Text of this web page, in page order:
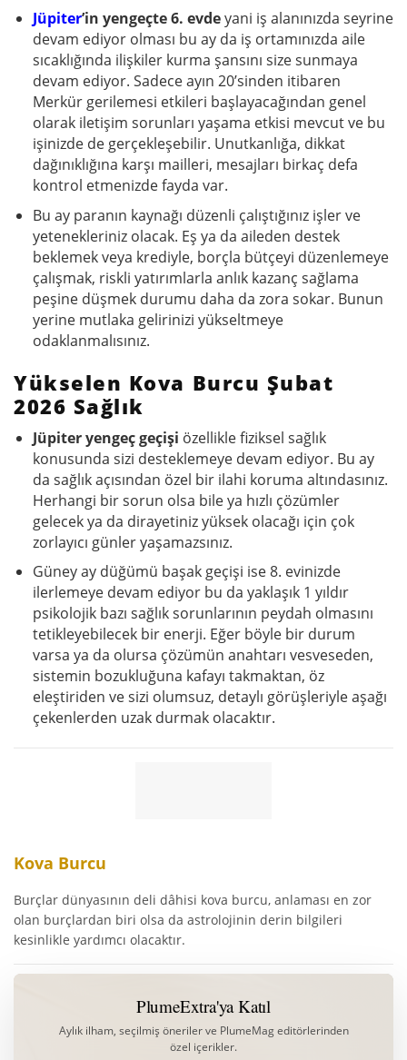
Jüpiter’in yengeçte 6. evdeyani iş alanınızda seyrine
devam ediyor olması bu ay da iş ortamınızda aile
sıcaklığında ilişkiler kurma şansını size sunmaya
devam ediyor. Sadece ayın 20’sinden itibaren
Merkür gerilemesi etkileri başlayacağından genel
olarak iletişim sorunları yaşama etkisi mevcut ve bu
işinizde de gerçekleşebilir. Unutkanlığa, dikkat
dağınıklığına karşı mailleri, mesajları birkaç defa
kontrol etmenizde fayda var.
Bu ay paranın kaynağı düzenli çalıştığınız işler ve
yetenekleriniz olacak. Eş ya da aileden destek
beklemek veya krediyle, borçla bütçeyi düzenlemeye
çalışmak, riskli yatırımlarla anlık kazanç sağlama
peşine düşmek durumu daha da zora sokar. Bunun
yerine mutlaka gelirinizi yükseltmeye
odaklanmalısınız.
Yükselen Kova Burcu Şubat
2026 Sağlık
Jüpiter yengeç geçişi özellikle fiziksel sağlık
konusunda sizi desteklemeye devam ediyor. Bu ay
da sağlık açısından özel bir ilahi koruma altındasınız.
Herhangi bir sorun olsa bile ya hızlı çözümler
gelecek ya da dirayetiniz yüksek olacağı için çok
zorlayıcı günler yaşamazsınız.
Güney ay düğümü başak geçişi ise 8. evinizde
ilerlemeye devam ediyor bu da yaklaşık 1 yıldır
psikolojik bazı sağlık sorunlarının peydah olmasını
tetikleyebilecek bir enerji. Eğer böyle bir durum
varsa ya da olursa çözümün anahtarı vesveseden,
sistemin bozukluğuna kafayı takmaktan, öz
eleştiriden ve sizi olumsuz, detaylı görüşleriyle aşağı
çekenlerden uzak durmak olacaktır.
Kova Burcu
Burçlar dünyasının deli dâhisi kova burcu, anlaması en zor
olan burçlardan biri olsa da astrolojinin derin bilgileri
kesinlikle yardımcı olacaktır.
PlumeExtra'ya Katıl
Aylık ilham, seçilmiş öneriler ve PlumeMag editörlerinden
özel içerikler.